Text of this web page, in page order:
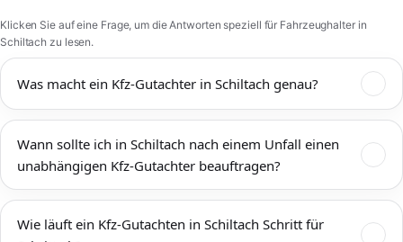
Klicken Sie auf eine Frage, um die Antworten speziell für Fahrzeughalter in
Schiltach zu lesen.
Was macht ein Kfz-Gutachter in Schiltach genau?
bewertet den technischen und wirtschaftlichen Zustand Ihres
Fahrzeugs und ermittelt Reparaturkosten,
Wiederbeschaffungswert, Restwert und mögliche
Versicherungen, Werkstätten, Rechtsanwälten und Gerichten
Wann sollte ich in Schiltach nach einem Unfall einen
unabhängigen Kfz-Gutachter beauftragen?
immer dann beauftragen, wenn mehr als ein offensichtlicher
Wie läuft ein Kfz-Gutachten in Schiltach Schritt für